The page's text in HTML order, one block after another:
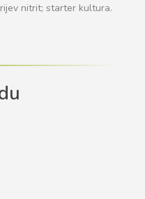
nitrit; starter kultura.